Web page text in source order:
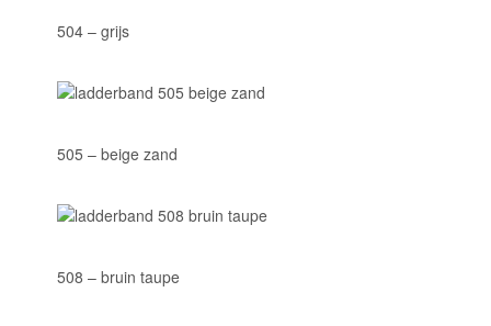
504 – grijs
505 – beige zand
508 – bruin taupe